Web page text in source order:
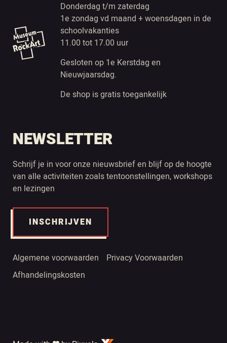
Donderdag t/m zaterdag
1e zondag vd maand + woensdagen in de
schoolvakanties
11.00 tot 17.00 uur
Gesloten op 1e Kerstdag en
Nieuwjaarsdag.
De shop is gratis toegankelijk
NEWSLETTER
Schrijf je in voor onze nieuwsbrief en blijf op de hoogte
van alle activiteiten zoals tentoonstellingen, workshops
en lezingen
INSCHRIJVEN
Algemene voorwaarden
Privacy Voorwaarden
Afhandelingskosten